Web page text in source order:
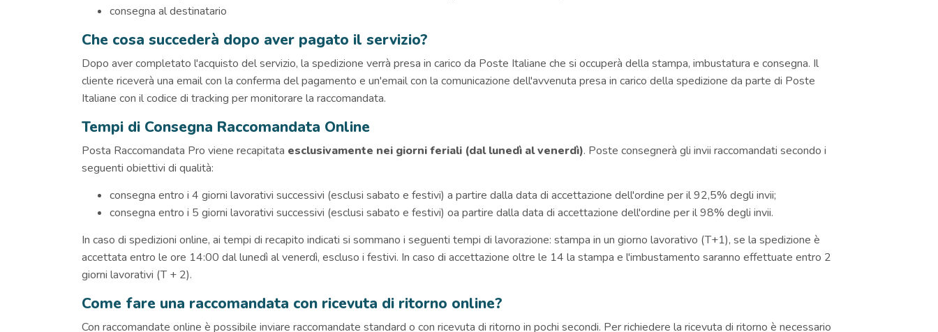
consegna al destinatario
Che cosa succederà dopo aver pagato il servizio?
Dopo aver completato l'acquisto del servizio, la spedizione verrà presa in carico da Poste Italiane che si occuperà della stampa, imbustatura e consegna. Il
cliente riceverà una email con la conferma del pagamento e un'email con la comunicazione dell'avvenuta presa in carico della spedizione da parte di Poste
Italiane con il codice di tracking per monitorare la raccomandata.
Tempi di Consegna Raccomandata Online
Posta Raccomandata Pro viene recapitata esclusivamente nei giorni feriali (dal lunedì al venerdì). Poste consegnerà gli invii raccomandati secondo i
seguenti obiettivi di qualità:
consegna entro i 4 giorni lavorativi successivi (esclusi sabato e festivi) a partire dalla data di accettazione dell'ordine per il 92,5% degli invii;
consegna entro i 5 giorni lavorativi successivi (esclusi sabato e festivi) oa partire dalla data di accettazione dell'ordine per il 98% degli invii.
In caso di spedizioni online, ai tempi di recapito indicati si sommano i seguenti tempi di lavorazione: stampa in un giorno lavorativo (T+1), se la spedizione è
accettata entro le ore 14:00 dal lunedì al venerdì, escluso i festivi. In caso di accettazione oltre le 14 la stampa e l'imbustamento saranno effettuate entro 2
giorni lavorativi (T + 2).
Come fare una raccomandata con ricevuta di ritorno online?
Con raccomandate online è possibile inviare raccomandate standard o con ricevuta di ritorno in pochi secondi. Per richiedere la ricevuta di ritorno è necessario